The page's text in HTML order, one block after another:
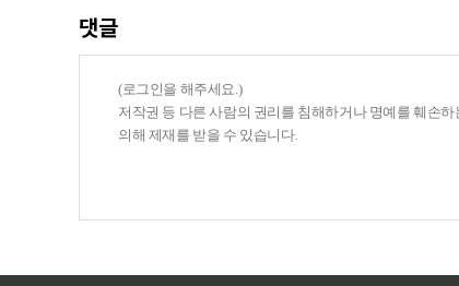
댓글